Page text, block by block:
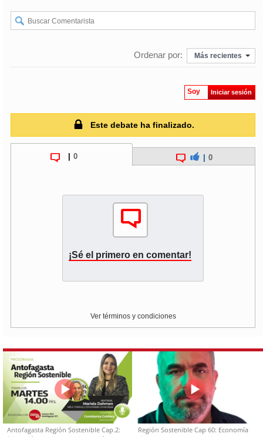
Ordenar por: Más recientes
Soy Iniciar sesión
Este debate ha finalizado.
0 0
¡Sé el primero en comentar!
Ver términos y condiciones
Antofagasta Región Sostenible Cap.2:
Región Sostenible Cap 60: Economía